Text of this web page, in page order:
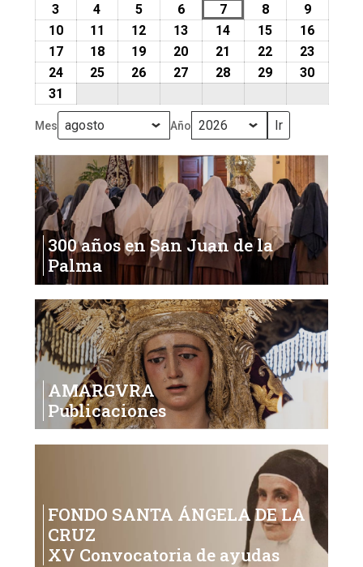
agosto,
2026
agosto,
2026
3
agosto,
2026
4
agosto,
2026
55
agosto,
2026
66
agosto,
2026
77
agosto,
2026
88
agosto,
2026
99
agosto,
2026
1010
agosto,
2026
11
agosto,
2026
12
agosto,
2026
13
agosto,
2026
14
agosto,
2026
15
agosto,
2026
16
1717
agosto,
1818
agosto,
19
agosto,
20
agosto,
21
agosto,
22
agosto,
23
2424
2026
2525
2026
26
2026
27
2026
28
2026
29
2026
30
31
agosto,
2026
Mes Año
300 años en San Juan de la
Palma
AMARGVRA
Publicaciones
FONDO SANTA ÁNGELA DE LA
CRUZ
XV Convocatoria de ayudas